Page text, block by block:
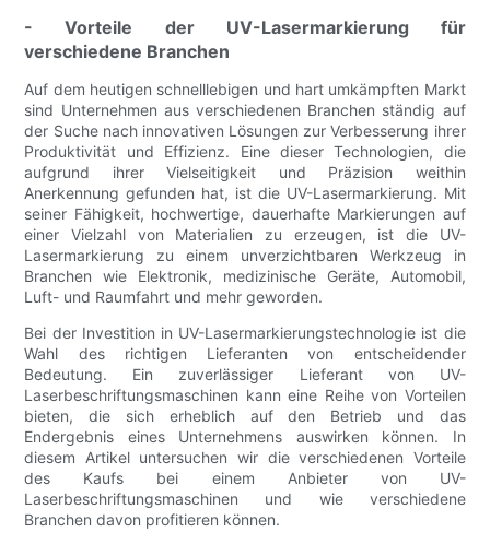
- Vorteile der UV-Lasermarkierung für
verschiedene Branchen
Auf dem heutigen schnelllebigen und hart umkämpften Markt
sind Unternehmen aus verschiedenen Branchen ständig auf
der Suche nach innovativen Lösungen zur Verbesserung ihrer
Produktivität und Effizienz. Eine dieser Technologien, die
aufgrund ihrer Vielseitigkeit und Präzision weithin
Anerkennung gefunden hat, ist die UV-Lasermarkierung. Mit
seiner Fähigkeit, hochwertige, dauerhafte Markierungen auf
einer Vielzahl von Materialien zu erzeugen, ist die UV-
Lasermarkierung zu einem unverzichtbaren Werkzeug in
Branchen wie Elektronik, medizinische Geräte, Automobil,
Luft- und Raumfahrt und mehr geworden.
Bei der Investition in UV-Lasermarkierungstechnologie ist die
Wahl des richtigen Lieferanten von entscheidender
Bedeutung. Ein zuverlässiger Lieferant von UV-
Laserbeschriftungsmaschinen kann eine Reihe von Vorteilen
bieten, die sich erheblich auf den Betrieb und das
Endergebnis eines Unternehmens auswirken können. In
diesem Artikel untersuchen wir die verschiedenen Vorteile
des Kaufs bei einem Anbieter von UV-
Laserbeschriftungsmaschinen und wie verschiedene
Branchen davon profitieren können.